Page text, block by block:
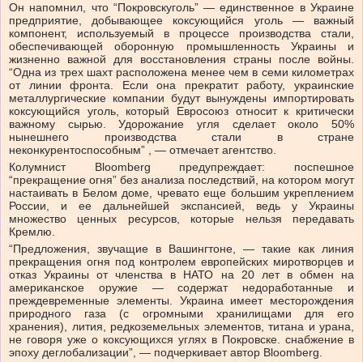
Он напомнил, что “Покровскуголь” — единственное в Украине
предприятие, добывающее коксующийся уголь — важный
компонент, используемый в процессе производства стали,
обеспечивающей оборонную промышленность Украины и
жизненно важной для восстановления страны после войны.
“Одна из трех шахт расположена менее чем в семи километрах
от линии фронта. Если она прекратит работу, украинские
металлургические компании будут вынуждены импортировать
коксующийся уголь, который Евросоюз относит к критически
важному сырью. Удорожание угля сделает около 50%
нынешнего производства стали в стране
неконкурентоспособным” , — отмечает агентство.
Колумнист Bloomberg предупреждает: поспешное
“прекращение огня” без анализа последствий, на котором могут
настаивать в Белом доме, чревато еще большим укреплением
России, и ее дальнейшей экспансией, ведь у Украины
множество ценных ресурсов, которые нельзя передавать
Кремлю.
“Предложения, звучащие в Вашингтоне, — такие как линия
прекращения огня под контролем европейских миротворцев и
отказ Украины от членства в НАТО на 20 лет в обмен на
американское оружие — содержат недоработанные и
преждевременные элементы. Украина имеет месторождения
природного газа (с огромными хранилищами для его
хранения), лития, редкоземельных элементов, титана и урана,
не говоря уже о коксующихся углях в Покровске. снабжение в
эпоху деглобализации”, — подчеркивает автор Bloomberg.